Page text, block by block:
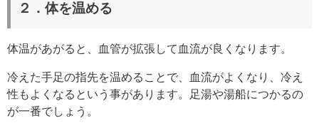
２．体を温める
体温があがると、血管が拡張して血流が良くなります。
冷えた手足の指先を温めることで、血流がよくなり、冷え
性もよくなるという事があります。足湯や湯船につかるの
が一番でしょう。